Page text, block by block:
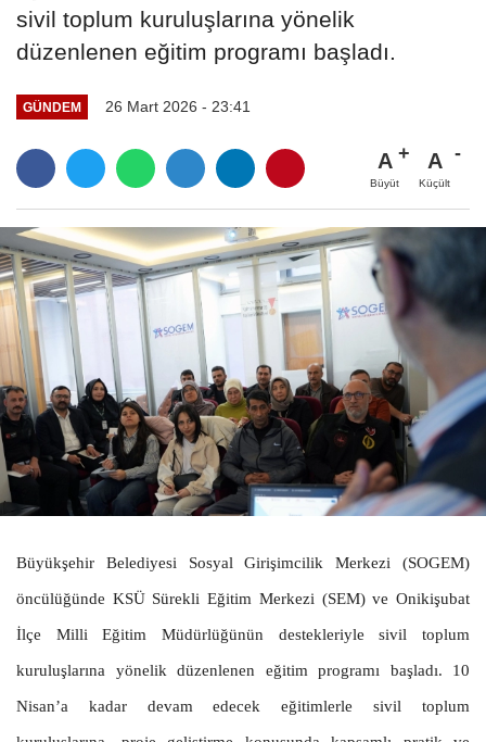
sivil toplum kuruluşlarına yönelik
düzenlenen eğitim programı başladı.
GÜNDEM 26 Mart 2026 - 23:41
A
Büyüt
A
Küçült
Büyükşehir Belediyesi Sosyal Girişimcilik Merkezi (SOGEM)
öncülüğünde KSÜ Sürekli Eğitim Merkezi (SEM) ve Onikişubat
İlçe Milli Eğitim Müdürlüğünün destekleriyle sivil toplum
kuruluşlarına yönelik düzenlenen eğitim programı başladı. 10
Nisan’a kadar devam edecek eğitimlerle sivil toplum